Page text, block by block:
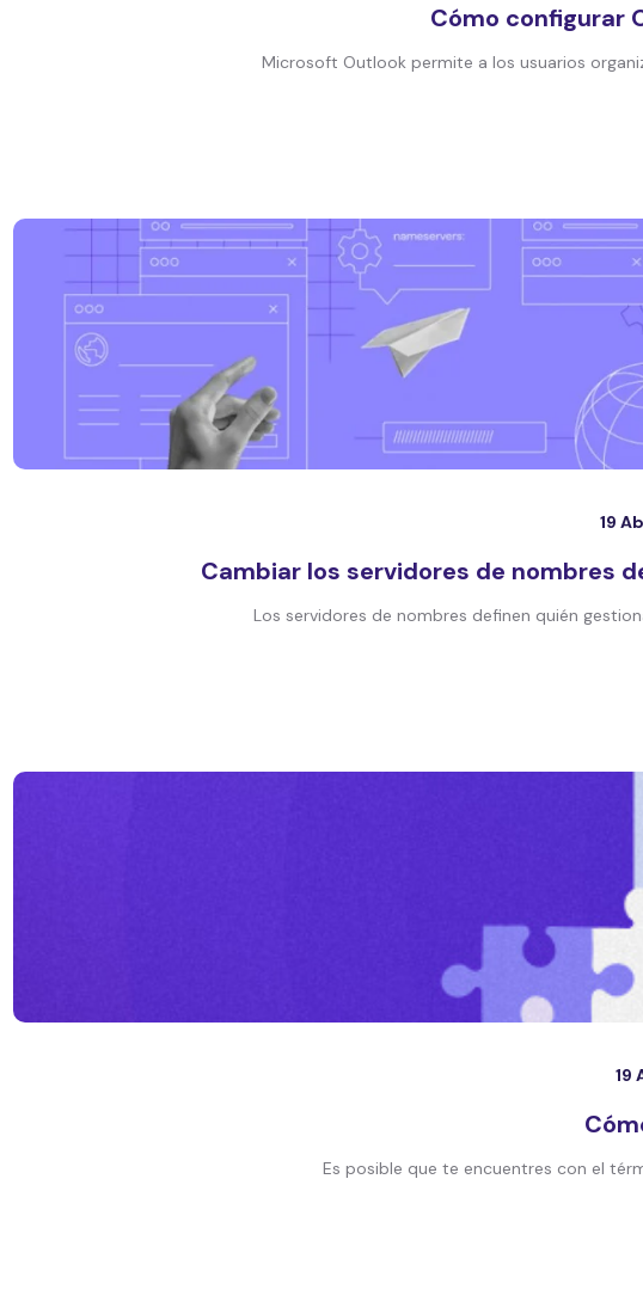
Cómo configurar
Microsoft Outlook permite a los usuarios
19
Cambiar los servidores de nombres
Los servidores de nombres definen quién
19
Es posible que te encuentres con el